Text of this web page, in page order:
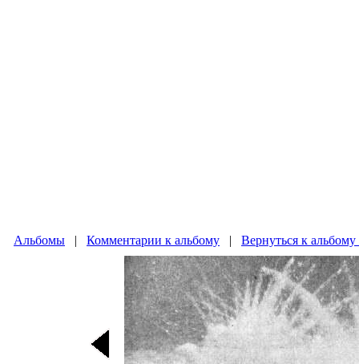
Альбомы | Комментарии к альбому | Вернуться к